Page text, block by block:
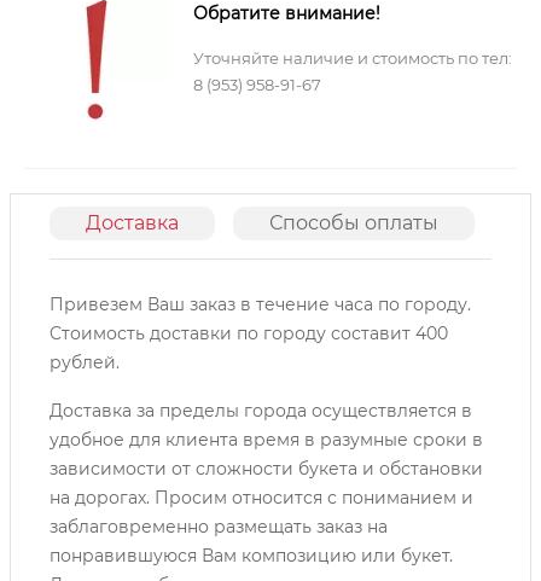
Обратите внимание!
Уточняйте наличие и стоимость по тел:
8 (953) 958-91-67
Доставка Способы оплаты
Привезем Ваш заказ в течение часа по городу.
Cтоимость доставки по городу составит 400
рублей.
Доставка за пределы города осуществляется в
удобное для клиента время в разумные сроки в
зависимости от сложности букета и обстановки
на дорогах. Просим относится с пониманием и
заблаговременно размещать заказ на
понравившуюся Вам композицию или букет.